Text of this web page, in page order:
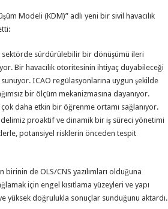
Modeli (KDM)” adlı yeni bir sivil havacılık
sektörde sürdürülebilir bir dönüşümü ileri
Bir havacılık otoritesinin ihtiyaç duyabileceği
ICAO regülasyonlarına uygun şekilde
bir ölçüm mekanizmasına dayanıyor.
daha etkin bir öğrenme ortamı sağlanıyor.
proaktif ve dinamik bir iş süreci yönetimi
potansiyel risklerin önceden tespit
de OLS/CNS yazılımları olduğuna
için engel kısıtlama yüzeyleri ve yapı
ve yüksek doğrulukla sonuçlar sunduğunu aktardı.